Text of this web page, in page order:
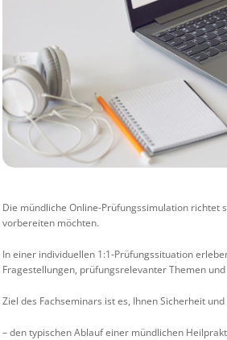
Die mündliche Online-Prüfungssimulation
vorbereiten möchten.
In einer individuellen 1:1‑Prüfungssituation
Fragestellungen, prüfungsrelevanter Themen
Ziel des Fachseminars ist es, Ihnen Sicherheit
– den typischen Ablauf einer mündlichen